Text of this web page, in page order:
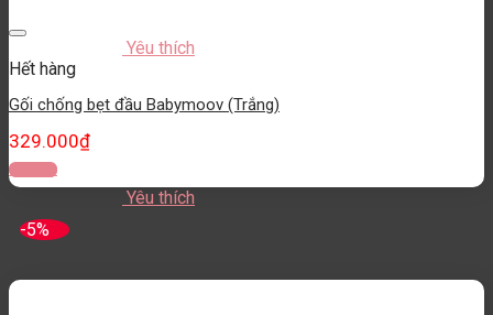
Yêu thích
Hết hàng
Gối chống bẹt đầu Babymoov (Trắng)
329.000₫
Đọc tiếp
Yêu thích
-5%